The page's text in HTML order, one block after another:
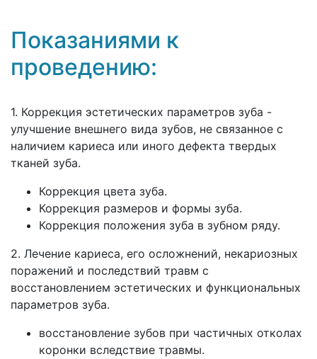
Показаниями к
проведению:
1. Коррекция эстетических параметров зуба -
улучшение внешнего вида зубов, не связанное с
наличием кариеса или иного дефекта твердых
тканей зуба.
Коррекция цвета зуба.
Коррекция размеров и формы зуба.
Коррекция положения зуба в зубном ряду.
2. Лечение кариеса, его осложнений, некариозных
поражений и последствий травм с
восстановлением эстетических и функциональных
параметров зуба.
восстановление зубов при частичных отколах
коронки вследствие травмы.